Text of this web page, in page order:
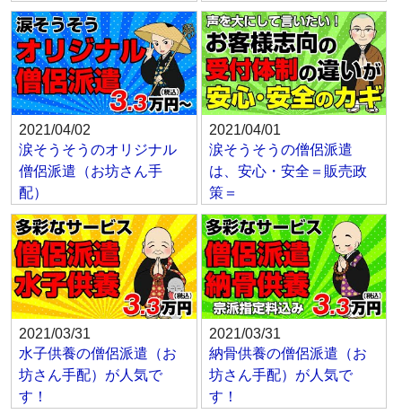
2021/04/02
涙そうそうのオリジナル
僧侶派遣（お坊さん手
配）
2021/04/01
涙そうそうの僧侶派遣
は、安心・安全＝販売政
策＝
2021/03/31
水子供養の僧侶派遣（お
坊さん手配）が人気で
す！
2021/03/31
納骨供養の僧侶派遣（お
坊さん手配）が人気で
す！